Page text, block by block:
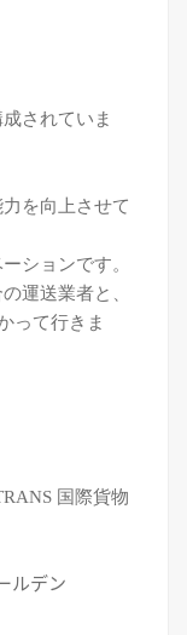
されていま
を向上させて
ションです。
運送業者と、
って行きま
国際貨物
ルデン